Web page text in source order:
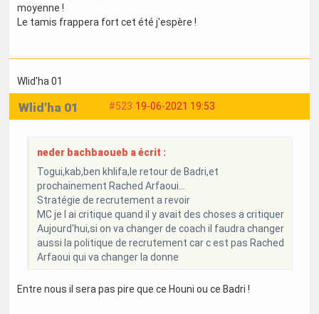
moyenne !
Le tamis frappera fort cet été j'espère !
Wlid'ha 01
#523 19-06-2021 19:53
Wlid'ha 01
neder bachbaoueb a écrit :
Togui,kab,ben khlifa,le retour de Badri,et
prochainement Rached Arfaoui...
Stratégie de recrutement a revoir
MC je l ai critique quand il y avait des choses a critiquer
Aujourd'hui,si on va changer de coach il faudra changer
aussi la politique de recrutement car c est pas Rached
Arfaoui qui va changer la donne
Entre nous il sera pas pire que ce Houni ou ce Badri !